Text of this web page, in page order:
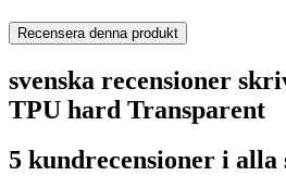
Recensera denna produkt
svenska recensioner
TPU hard Transparent
5 kundrecensioner i alla